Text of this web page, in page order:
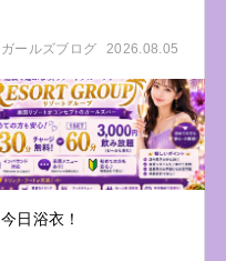
ガールズブログ 2026.08.05
今日浴衣！